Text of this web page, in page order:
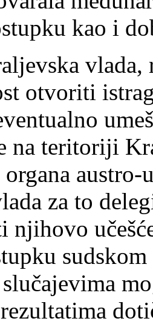
kao i
vlada,
otvoriti
na teritoriji
za to
njihovo